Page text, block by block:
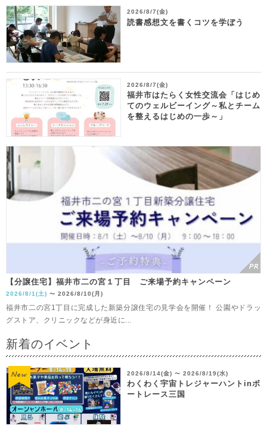
2026/8/7(金)
読書感想文を書くコツを学ぼう
2026/8/7(金)
福井市はたらく女性交流会「はじめ
てのウェルビーイング～私とチーム
を整えるはじめの一歩～」
【分譲住宅】福井市二の宮１丁目 ご来場予約キャンペーン
2026/8/1(土) 〜 2026/8/10(月)
福井市二の宮1丁目に完成した新築分譲住宅の見学会を開催！ 公園やドラッ
グストア、クリニックなどが身近に...
新着のイベント
2026/8/14(金) 〜 2026/8/19(水)
わくわく宇宙トレジャーハントinボ
ートレース三国